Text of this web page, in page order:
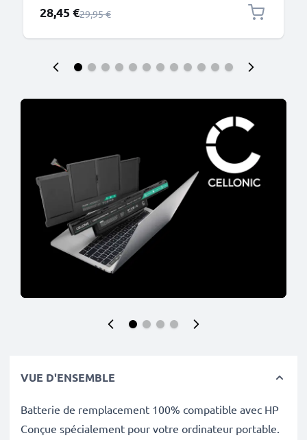
Prix spécial
28,45 €Prix normal
29,95 €
VUE D'ENSEMBLE
Batterie de remplacement 100% compatible avec HP
Conçue spécialement pour votre ordinateur portable.